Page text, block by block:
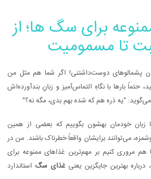
برای سگ ها؛ از
تا مسمومیت
پشمالوهای دوست‌داشتنی! اگر شما هم مثل من
بارها با نگاهِ التماس‌آمیز و زبانِ بندآورده‌اش
می‌گوید: “یه ذره هم که شده بهم بدی، مگه نه؟”
خودمان بهشون بگوییم که بعضی از همین
می‌توانند برایشان واقعاً خطرناک باشند. من در
هم مروری کنیم بر مهم‌ترین غذاهای ممنوعه برای
بهترین جایگزین یعنیغذای سگ استاندارد